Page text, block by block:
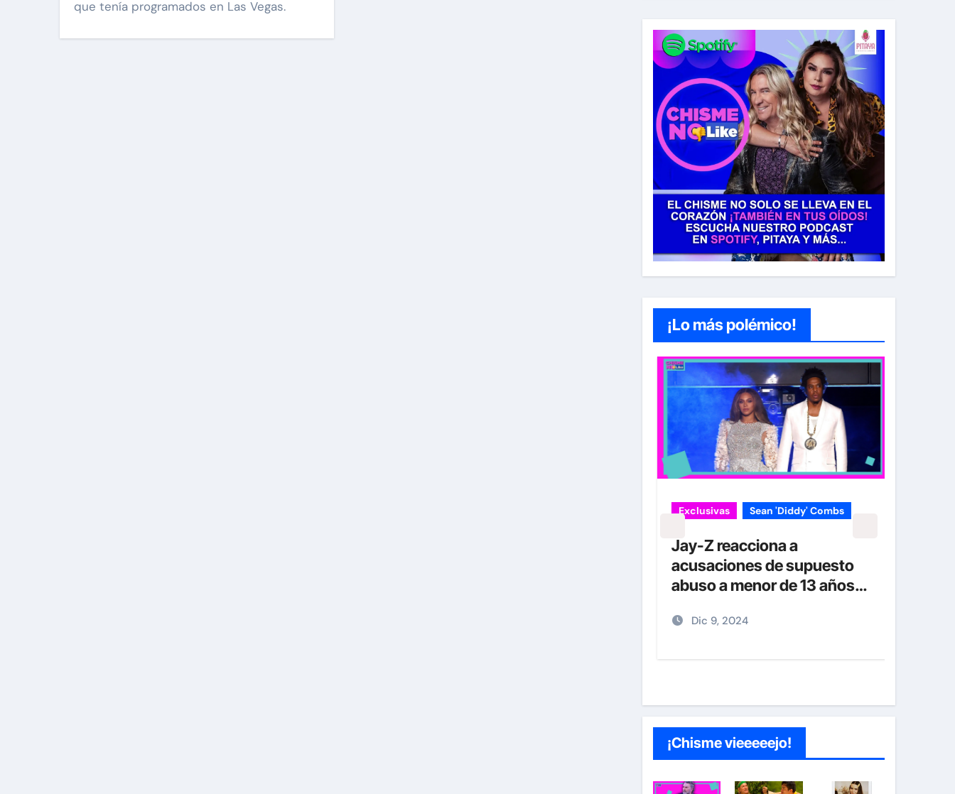
que tenía programados en Las Vegas.
¡Lo más polémico!
Exclusivas Sean 'Diddy' Combs
Jay-Z reacciona a
acusaciones de supuesto
abuso a menor de 13 años
plena fiesta
Dic 9, 2024
¡Chisme vieeeeejo!